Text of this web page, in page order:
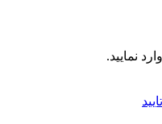
نمایید.